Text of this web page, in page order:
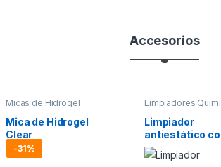
Accesorios
Micas de Hidrogel
Mica de Hidrogel
Clear
-31%
Limpiadores
Limpiador
antiestático
atomizador de
SILIMEX.